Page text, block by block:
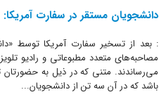
دانشجویان مستقر در سفارت
: بعد از تسخیر سفارت آمریکا توسط
مصاحبه‌های متعدد مطبوعاتی و رادیو
باشد که در آن سه تن از دانشجویان...